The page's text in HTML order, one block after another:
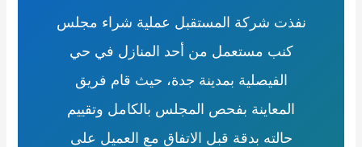
نفذت شركة المستقبل عملية شراء مجلس
كنب مستعمل من أحد المنازل في حي
الفيصلية بمدينة جدة، حيث قام فريق
المعاينة بفحص المجلس بالكامل وتقييم
حالته بدقة قبل الاتفاق مع العميل على